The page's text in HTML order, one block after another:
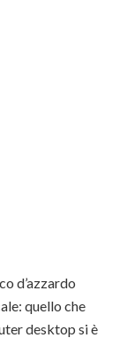
d’azzardo
quello che
desktop si è